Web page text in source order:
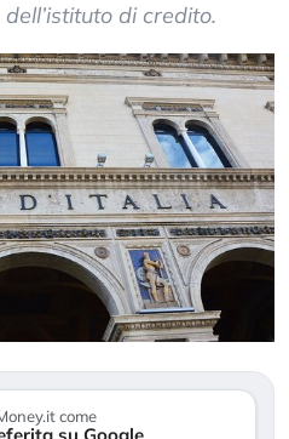
di credito.
come